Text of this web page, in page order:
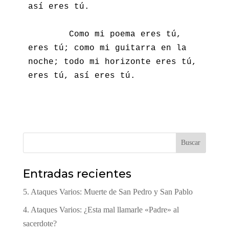
así eres tú.
eres tú; como mi guitarra en la
noche; todo mi horizonte eres tú,
eres tú, así eres tú.
Buscar
Entradas recientes
5. Ataques Varios: Muerte de San Pedro y San Pablo
4. Ataques Varios: ¿Esta mal llamarle «Padre» al
sacerdote?